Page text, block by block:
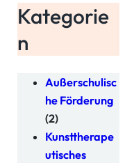
Kategorie
n
Außerschulisc
he Förderung
(2)
Kunsttherape
utisches